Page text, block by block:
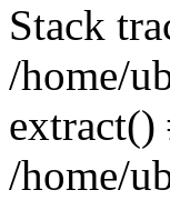
Stack
/home/
extract()
/home/